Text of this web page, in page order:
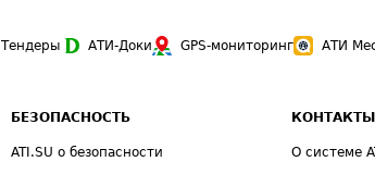
Тендеры АТИ-Доки GPS-мониторинг АТИ
БЕЗОПАСНОСТЬ
ATI.SU о безопасности
О системе